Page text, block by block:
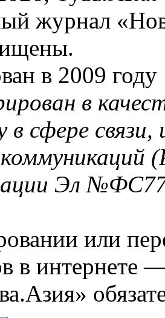
журнал
в 2009 году
в
в сфере
Эл
или
в интернете